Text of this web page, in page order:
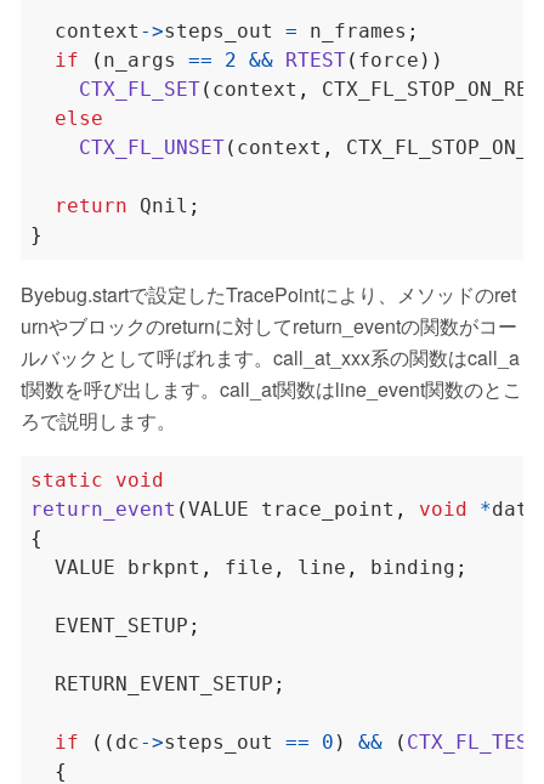
  context
->steps_out = n_frames ;
if
( n_args == 2 && RTEST( force ))
CTX_FL_SET( context , CTX_FL_STOP_ON_RET
else
CTX_FL_UNSET( context ,
return Qnil ;
}
Byebug.startで設定したTracePointにより、メソッドのret
urnやブロックのreturnに対してreturn_eventの関数がコー
ルバックとして呼ばれます。call_at_xxx系の関数はcall_a
t関数を呼び出します。call_at関数はline_event関数のとこ
ろで説明します。
static
void
return_event (VALUE trace_point , void *data
{
  VALUE brkpnt
, file , line , binding ;
  EVENT_SETUP
;
  RETURN_EVENT_SETUP
;
if (( dc->steps_out == 0 ) && ( CTX_FL_TEST
{